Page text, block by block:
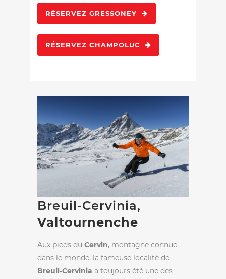
RÉSERVEZ CHAMPOLUC
RÉSERVEZ GRESSONEY
Breuil-Cervinia,
Valtournenche
Aux pieds du Cervin, montagne connue
dans le monde, la fameuse localité de
Breuil-Cervinia a toujours été une des